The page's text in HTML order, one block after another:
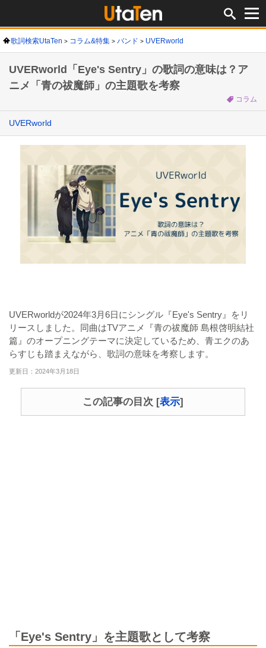
歌詞検索UtaTen コラム&特集 バンド UVERworld
UVERworld「Eye's Sentry」の歌詞の意味は？ア
ニメ「青の祓魔師」の主題歌を考察
コラム
UVERworld
UVERworldが2024年3月6日にシングル『Eye's Sentry』をリ
リースしました。同曲はTVアニメ『青の祓魔師 島根啓明結社
篇』のオープニングテーマに決定しているため、青エクのあ
らすじも踏まえながら、歌詞の意味を考察します。
更新日：2024年3月18日
この記事の目次 [表示]
「Eye's Sentry」を主題歌として考察